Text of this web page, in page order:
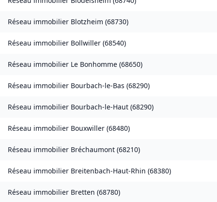
Réseau immobilier Blotzheim (68730)
Réseau immobilier Bollwiller (68540)
Réseau immobilier Le Bonhomme (68650)
Réseau immobilier Bourbach-le-Bas (68290)
Réseau immobilier Bourbach-le-Haut (68290)
Réseau immobilier Bouxwiller (68480)
Réseau immobilier Bréchaumont (68210)
Réseau immobilier Breitenbach-Haut-Rhin (68380)
Réseau immobilier Bretten (68780)